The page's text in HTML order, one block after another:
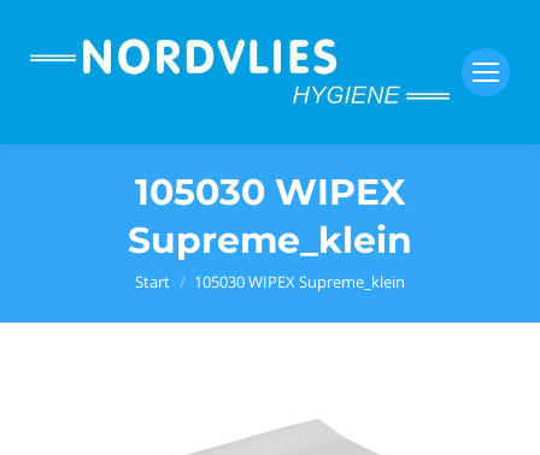
105030 WIPEX
Supreme_klein
Sie befinden sich hier:
Start 105030 WIPEX Supreme_klein